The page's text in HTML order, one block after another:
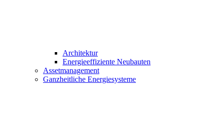
Architektur
Energieeffiziente Neubauten
Assetmanagement
Ganzheitliche Energiesysteme